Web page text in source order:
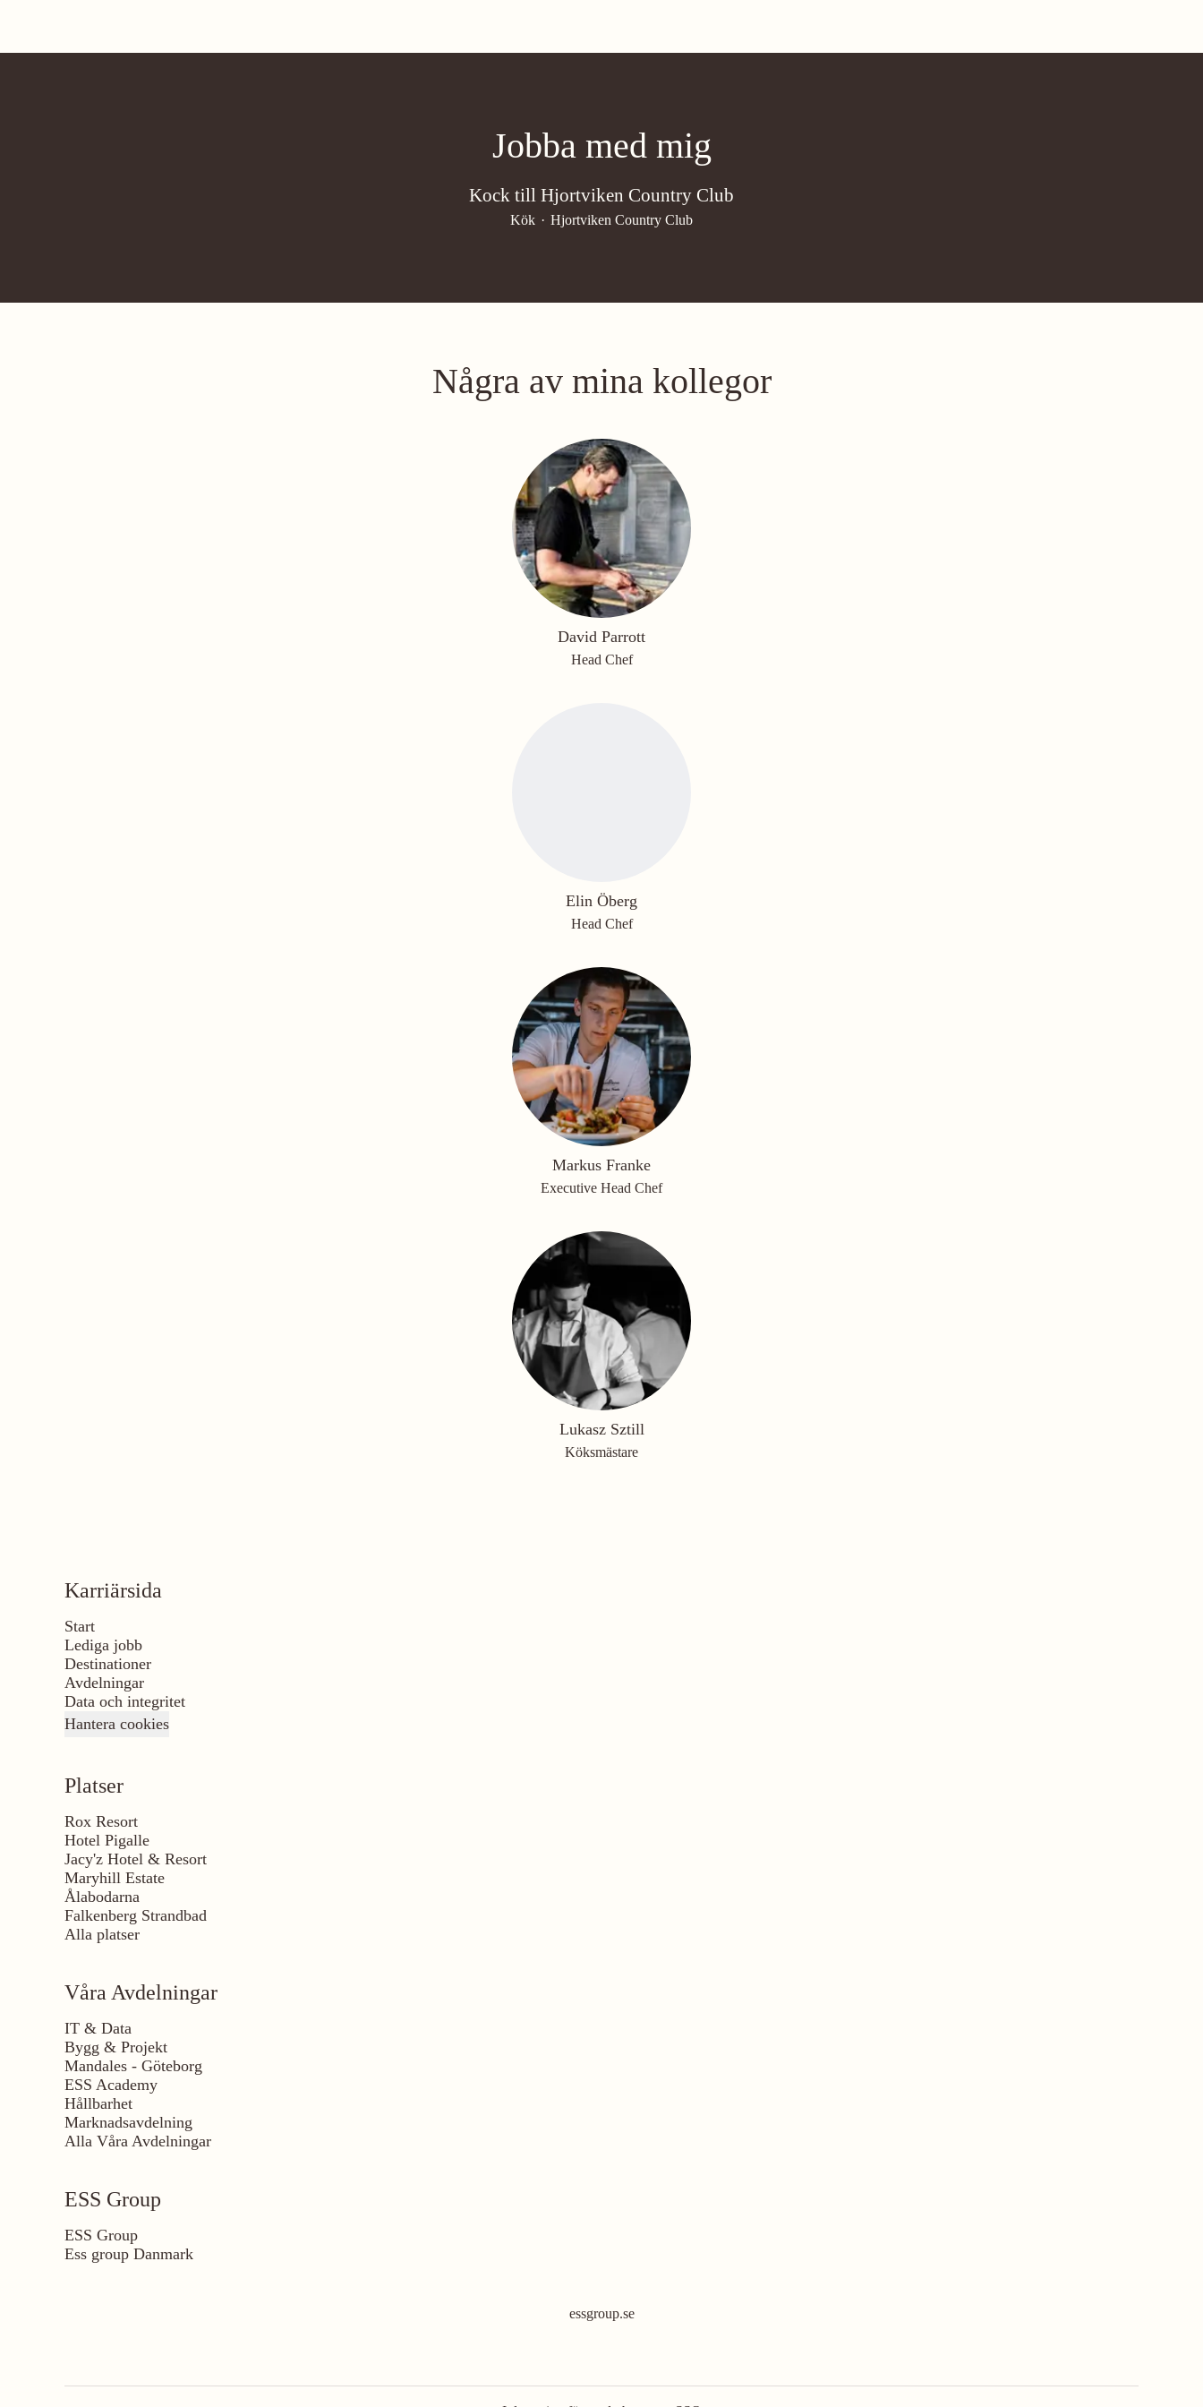
Jobba med mig
Kock till Hjortviken Country Club
Kök · Hjortviken Country Club
Några av mina kollegor
David Parrott
Head Chef
Elin Öberg
Head Chef
Markus Franke
Executive Head Chef
Lukasz Sztill
Köksmästare
Karriärsida
Start
Lediga jobb
Destinationer
Avdelningar
Data och integritet
Hantera cookies
Platser
Rox Resort
Hotel Pigalle
Jacy'z Hotel & Resort
Maryhill Estate
Ålabodarna
Falkenberg Strandbad
Alla platser
Våra Avdelningar
IT & Data
Bygg & Projekt
Mandales - Göteborg
ESS Academy
Hållbarhet
Marknadsavdelning
Alla Våra Avdelningar
ESS Group
ESS Group
Ess group Danmark
essgroup.se